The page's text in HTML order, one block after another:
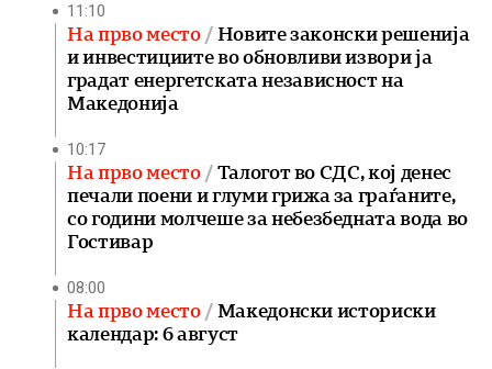
11:10
На прво место
Новите законски решенија
и инвестициите во обновливи извори ја
градат енергетската независност на
Македонија
10:17
На прво место
Талогот во СДС, кој денес
печали поени и глуми грижа за граѓаните,
со години молчеше за небезбедната вода во
Гостивар
08:00
На прво место
Македонски историски
календар: 6 август